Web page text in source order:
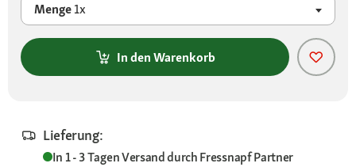
Menge1x
In den Warenkorb
Lieferung:
In 1 - 3 TagenVersand durchFressnapf Partner